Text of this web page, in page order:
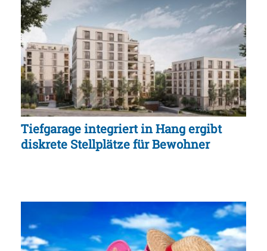
Tiefgarage integriert in Hang ergibt
diskrete Stellplätze für Bewohner